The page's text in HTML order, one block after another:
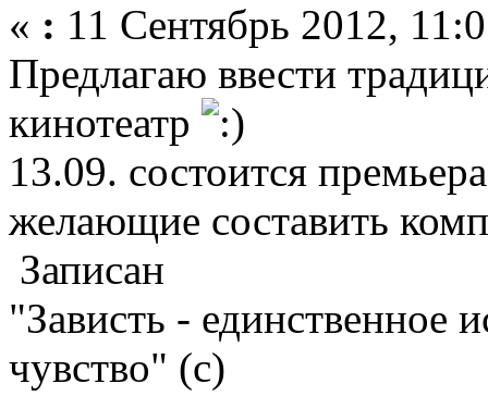
« : 11 Сентябрь 2012,
Предлагаю ввести
кинотеатр
13.09. состоится
желающие составить
Записан
"Зависть - единственное
чувство" (с)